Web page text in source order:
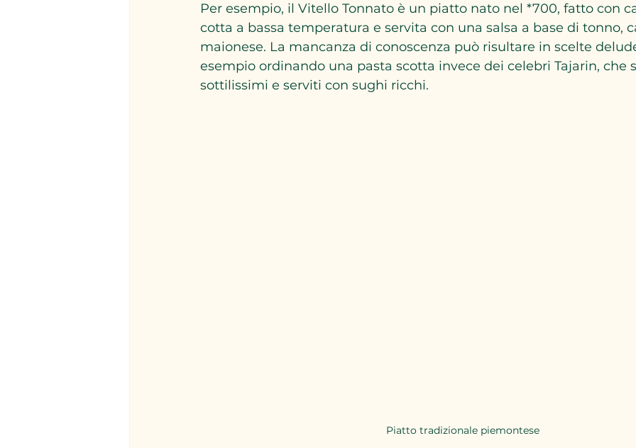
Per esempio, il Vitello Tonnato è un piatto nato nel *700, fatto con
cotta a bassa temperatura e servita con una salsa a base di tonno,
maionese. La mancanza di conoscenza può risultare in scelte
esempio ordinando una pasta scotta invece dei celebri Tajarin, che
sottilissimi e serviti con sughi ricchi.
Piatto tradizionale piemontese